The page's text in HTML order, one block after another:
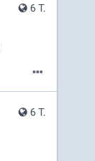
6 T.
6 T.